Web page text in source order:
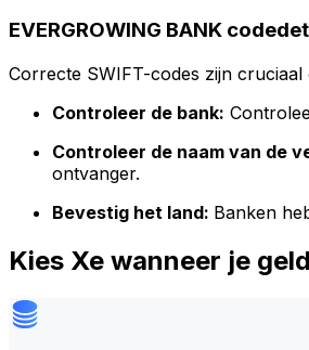
EVERGROWING BANK
Correcte SWIFT-codes zijn
Controleer de bank:
Controleer de naam van de
ontvanger.
Bevestig het land: Banken
Kies Xe wanneer je